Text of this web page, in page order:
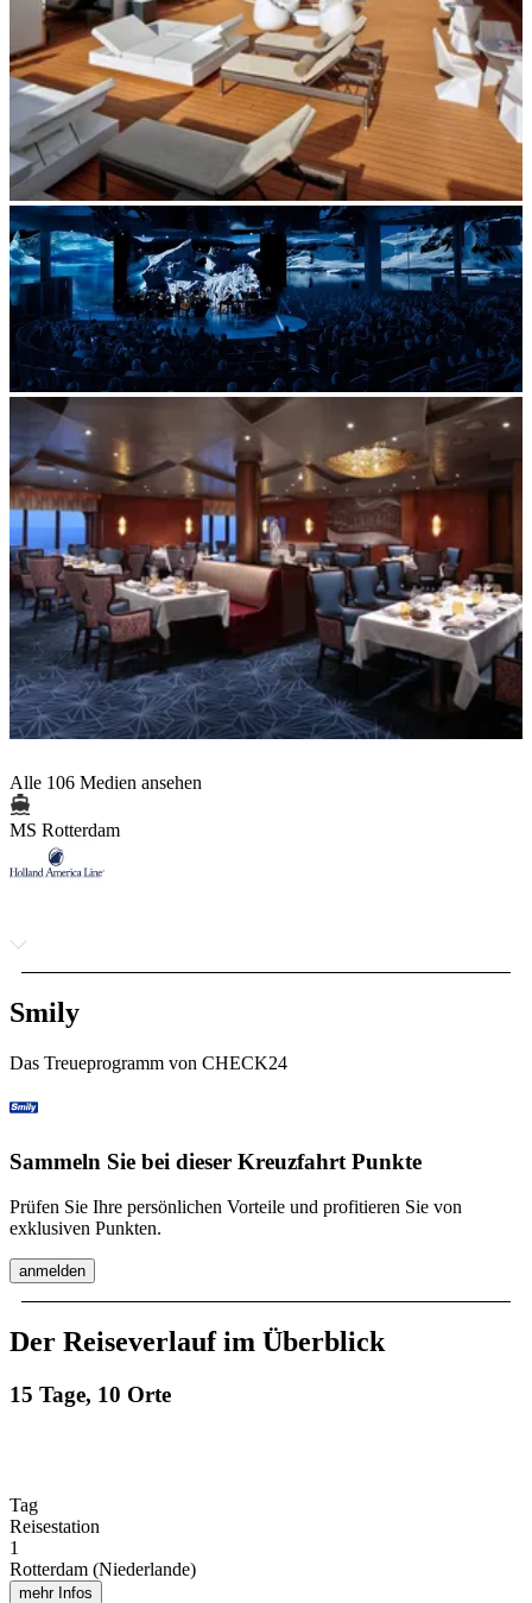
Alle 106 Medien ansehen
MS Rotterdam
Smily
Das Treueprogramm von CHECK24
Sammeln Sie bei dieser Kreuzfahrt Punkte
Prüfen Sie Ihre persönlichen Vorteile und profitieren Sie von
exklusiven Punkten.
anmelden
Der Reiseverlauf im Überblick
15 Tage, 10 Orte
Tag
Reisestation
1
Rotterdam (Niederlande)
mehr Infos